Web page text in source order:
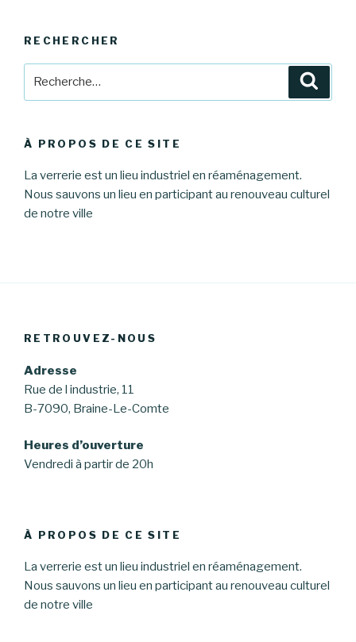
RECHERCHER
À PROPOS DE CE SITE
La verrerie est un lieu industriel en réaménagement.
Nous sauvons un lieu en participant au renouveau culturel
de notre ville
RETROUVEZ-NOUS
Adresse
Rue de l industrie, 11
B-7090, Braine-Le-Comte
Heures d’ouverture
Vendredi à partir de 20h
À PROPOS DE CE SITE
La verrerie est un lieu industriel en réaménagement.
Nous sauvons un lieu en participant au renouveau culturel
de notre ville